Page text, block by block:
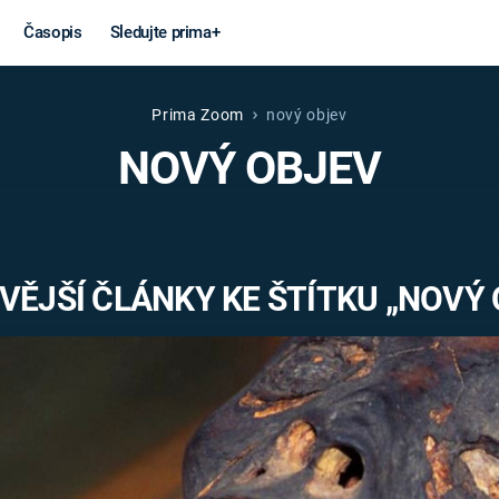
Časopis Sledujte prima+
Věda a
technika
MARS
VÁLEČNÉ
Záhady a
Prima Zoom nový objev
NOVÝ OBJEV
ČLÁNKY KE ŠTÍTKU „NOVÝ